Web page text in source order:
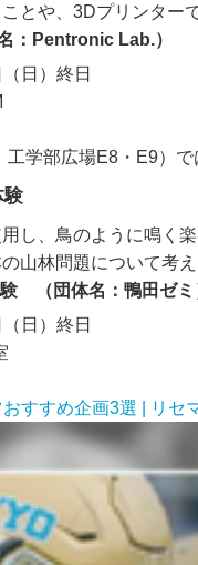
とや、3Dプリンター
：Pentronic Lab.）
日）終日
学部広場E8・E9）
験
し、鳥のように鳴く
山林問題について考
（団体名：鴨田ゼミ
日）終日
すすめ企画3選 | リセ